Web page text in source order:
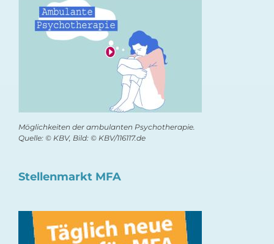
Möglichkeiten der ambulanten Psychotherapie.
Quelle: © KBV, Bild: © KBV/116117.de
Stellenmarkt MFA